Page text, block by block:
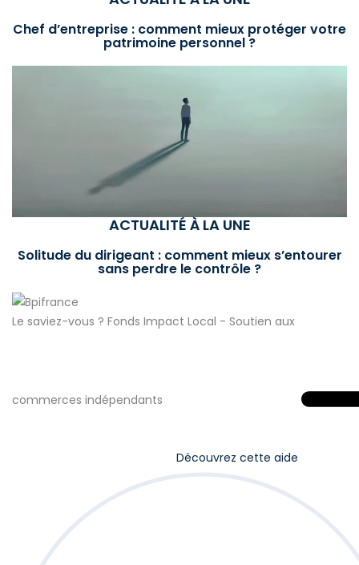
Chef d’entreprise : comment mieux protéger votre
patrimoine personnel ?
ACTUALITÉ À LA UNE
Solitude du dirigeant : comment mieux s’entourer
sans perdre le contrôle ?
Le saviez-vous ? Fonds Impact Local - Soutien aux
commerces indépendants
Découvrez cette aide